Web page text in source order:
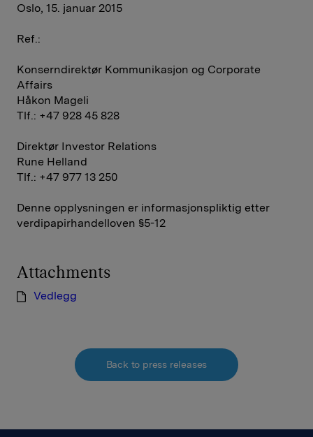
Oslo, 15. januar 2015
Ref.:
Konserndirektør Kommunikasjon og Corporate
Affairs
Håkon Mageli
Tlf.: +47 928 45 828
Direktør Investor Relations
Rune Helland
Tlf.: +47 977 13 250
Denne opplysningen er informasjonspliktig etter
verdipapirhandelloven §5-12
Attachments
Vedlegg
Back to press releases